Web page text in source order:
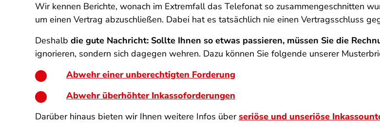
Wir kennen Berichte, wonach im Extremfall das Telefonat so zusammengeschnitten
um einen Vertrag abzuschließen. Dabei hat es tatsächlich nie einen Vertragsschluss
Deshalb die gute Nachricht: Sollte Ihnen so etwas passieren, müssen Sie die
ignorieren, sondern sich dagegen wehren. Dazu können Sie folgende unserer
Abwehr einer unberechtigten Forderung
Abwehr überhöhter Inkassoforderungen
Darüber hinaus bieten wir Ihnen weitere Infos überseriöse und unseriöse